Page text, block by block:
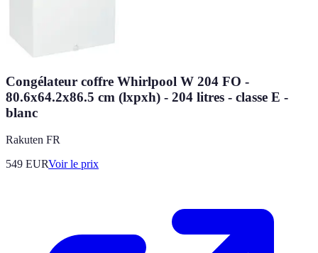
Congélateur coffre Whirlpool W 204 FO -
80.6x64.2x86.5 cm (lxpxh) - 204 litres - classe E -
blanc
Rakuten FR
549 EURVoir le prix